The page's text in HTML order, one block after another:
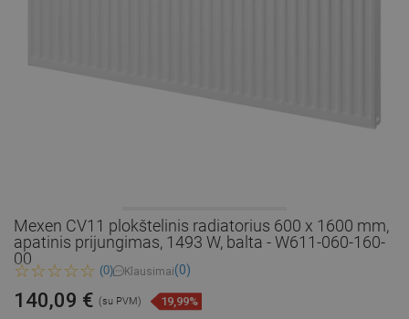
Mexen CV11 plokštelinis radiatorius 600 x 1600 mm,
apatinis prijungimas, 1493 W, balta - W611-060-160-
00
(0) Klausimai(0)
140,09 € (su PVM) 19,99%